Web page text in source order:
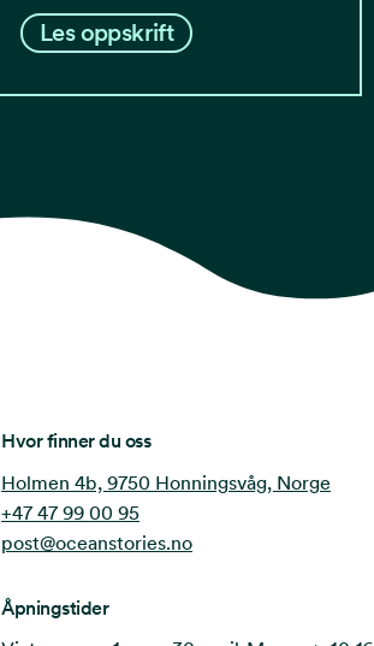
Les oppskrift
Hvor finner du oss
Holmen 4b, 9750 Honningsvåg, Norge
+47 47 99 00 95
post@oceanstories.no
Åpningstider